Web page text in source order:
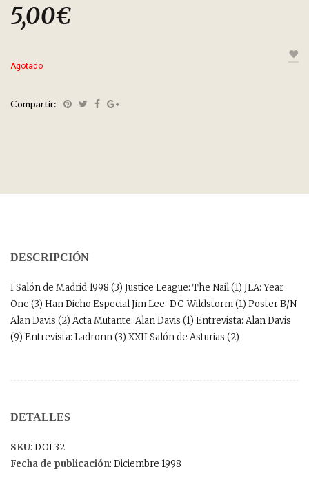
5,00€
Agotado
Compartir:
DESCRIPCIÓN
I Salón de Madrid 1998 (3) Justice League: The Nail (1) JLA: Year
One (3) Han Dicho Especial Jim Lee-DC-Wildstorm (1) Poster B/N
Alan Davis (2) Acta Mutante: Alan Davis (1) Entrevista: Alan Davis
(9) Entrevista: Ladronn (3) XXII Salón de Asturias (2)
DETALLES
SKU: DOL32
Fecha de publicación: Diciembre 1998